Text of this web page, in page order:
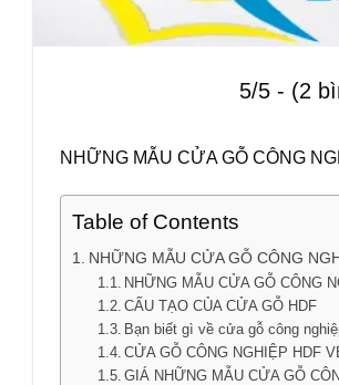
5/5 - (2
NHỮNG MẪU CỬA GỖ CÔNG
Table of Contents
NHỮNG MẪU CỬA GỖ CÔNG
NHỮNG MẪU CỬA GỖ CÔNG
CẤU TẠO CỦA CỬA GỖ HDF
Bạn biết gì về cửa gỗ công
CỬA GỖ CÔNG NGHIỆP HDF
GIÁ NHỮNG MẪU CỬA GỖ